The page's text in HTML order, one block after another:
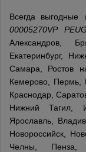
Всегда выгодные
00005270VP
Александров,
Екатеринбург,
Самара, Ростов
Кемерово, Пермь,
Краснодар,
Нижний Тагил,
Ярославль,
Новороссийск,
Челны, Пенза,